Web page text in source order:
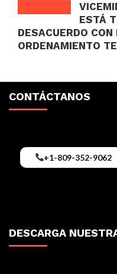
ESTÁ
DESACUERDO
ORDENAMIENTO
CONTÁCTANOS
+1-809-352-9062
DESCARGA